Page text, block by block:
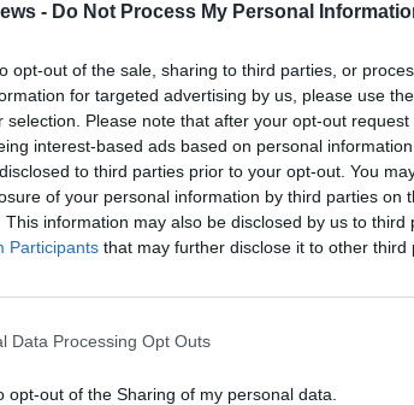
- Do Not Process My Personal
opt-out of the sale, sharing to third parties, or
for targeted advertising by us, please use
selection. Please note that after your opt-out
interest-based ads based on personal
to third parties prior to your opt-out. You
of your personal information by third parties on
This information may also be disclosed by us to third
Participants that may further disclose it to other third
Data Processing Opt Outs
opt-out of the Sharing of my personal data.
del Monte Verità
sopra Ascona ospita un albergo, un parco e un
racconta la straordinaria storia del luogo, a lungo
per chi era alla ricerca di una vita
e Locarno, una regione da